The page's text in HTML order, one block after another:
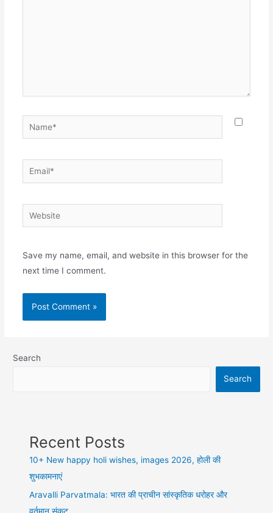
Name*
Email*
Website
Save my name, email, and website in this browser for the
next time I comment.
Search
Search
Recent Posts
10+ New happy holi wishes, images 2026, होली की
शुभकामनाएं
Aravalli Parvatmala: भारत की प्राचीन सांस्कृतिक धरोहर और